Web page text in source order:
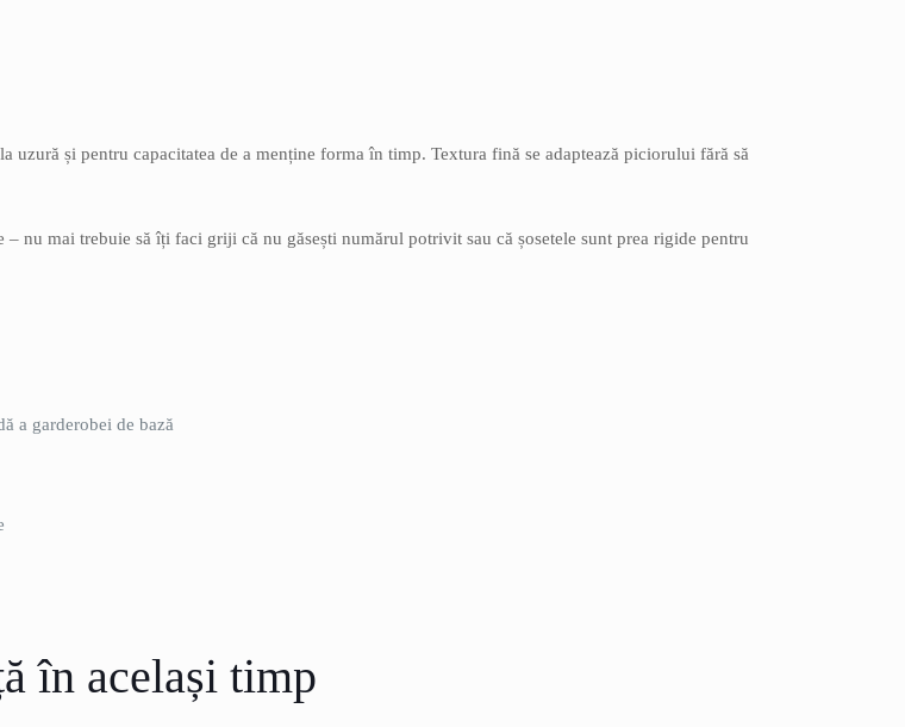
uzură și pentru capacitatea de a menține forma în timp. Textura fină se adaptează piciorului fără să
– nu mai trebuie să îți faci griji că nu găsești numărul potrivit sau că șosetele sunt prea rigide pentru
a garderobei de bază
în același timp